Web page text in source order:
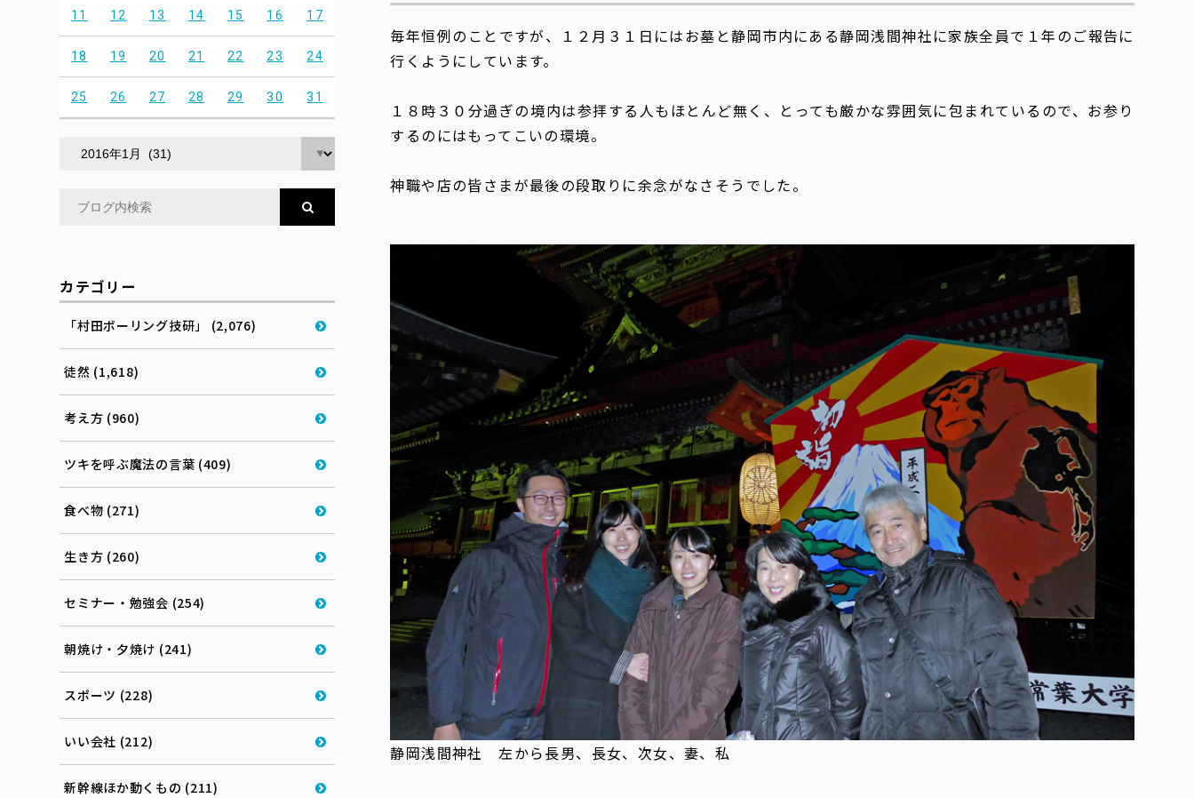
毎年恒例のことですが、１２月３１日にはお墓と静岡市内にある静岡浅間神社に家族全員で１年のご報告に
行くようにしています。
１８時３０分過ぎの境内は参拝する人もほとんど無く、とっても厳かな雰囲気に包まれているので、お参り
するのにはもってこいの環境。
神職や店の皆さまが最後の段取りに余念がなさそうでした。
静岡浅間神社 左から長男、長女、次女、妻、私
11 12 13 14 15 16 17
18 19 20 21 22 23 24
25 26 27 28 29 30 31
カテゴリー
「村田ボーリング技研」 (2,076)
徒然 (1,618)
考え方 (960)
ツキを呼ぶ魔法の言葉 (409)
食べ物 (271)
生き方 (260)
セミナー・勉強会 (254)
朝焼け・夕焼け (241)
スポーツ (228)
いい会社 (212)
新幹線ほか動くもの (211)